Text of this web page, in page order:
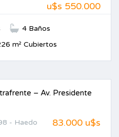
u$s 550.000
4 Baños
m² Cubiertos
– Av. Presidente
- Haedo 83.000 u$s